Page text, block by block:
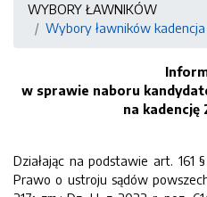
WYBORY ŁAWNIKÓW
Wybory ławników
w sprawie naboru
na kadencję
Działając na podstawie art. 161
Prawo o ustroju sądów